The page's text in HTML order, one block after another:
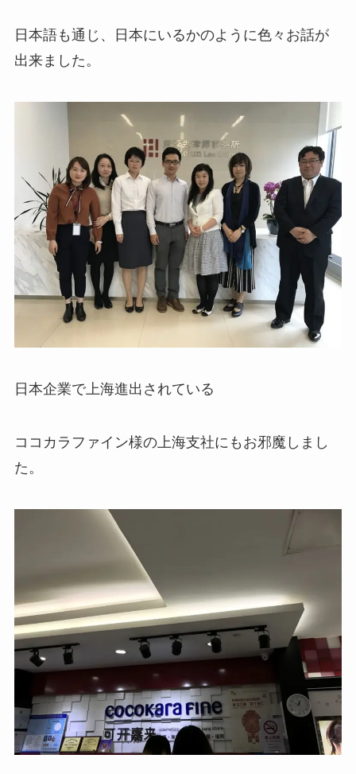
日本語も通じ、日本にいるかのように色々お話が
出来ました。
日本企業で上海進出されている
ココカラファイン様の上海支社にもお邪魔しまし
た。